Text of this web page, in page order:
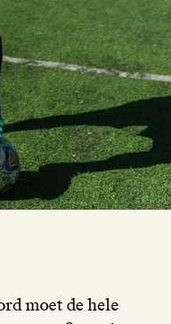
moet de hele